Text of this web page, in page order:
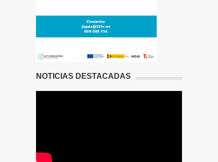
NOTICIAS DESTACADAS